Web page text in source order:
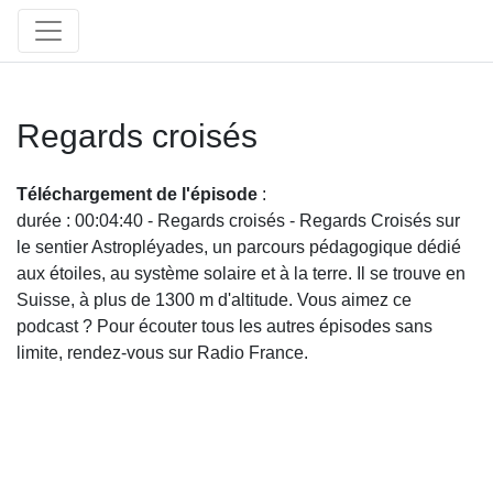
Regards croisés
Téléchargement de l'épisode :
durée : 00:04:40 - Regards croisés - Regards Croisés sur
le sentier Astropléyades, un parcours pédagogique dédié
aux étoiles, au système solaire et à la terre. Il se trouve en
Suisse, à plus de 1300 m d'altitude. Vous aimez ce
podcast ? Pour écouter tous les autres épisodes sans
limite, rendez-vous sur Radio France.